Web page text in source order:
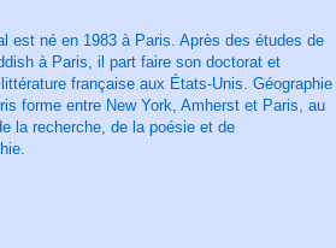
est né en 1983 à Paris. Après des études de
à Paris, il part faire son doctorat et
française aux États-Unis. Géographie
forme entre New York, Amherst et Paris, au
la recherche, de la poésie et de